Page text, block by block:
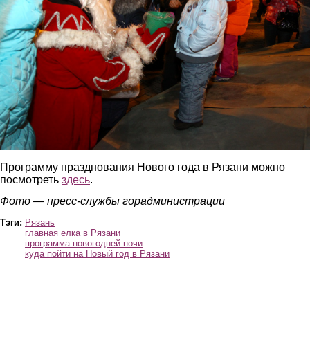
Программу празднования Нового года в Рязани можно
посмотреть здесь.
Фото — пресс-службы горадминистрации
Тэги: Рязань
главная елка в Рязани
программа новогодней ночи
куда пойти на Новый год в Рязани